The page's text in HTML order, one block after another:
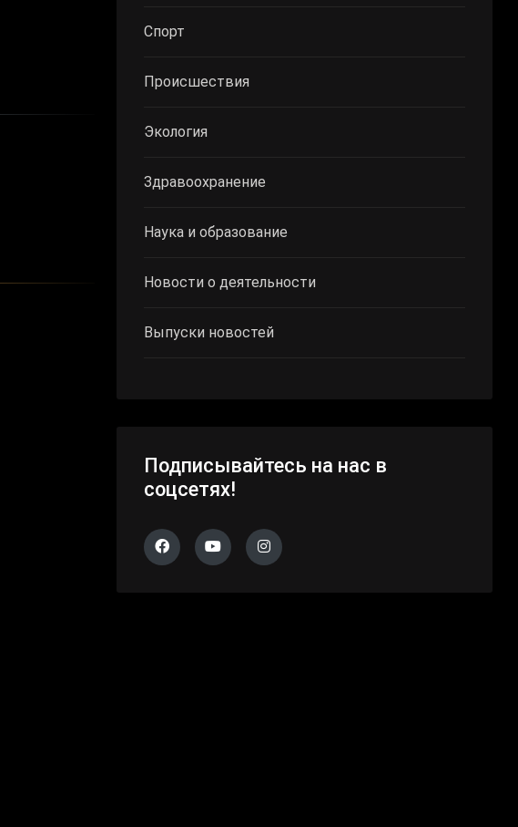
Спорт
Происшествия
Экология
Здравоохранение
Наука и образование
Новости о деятельности
Выпуски новостей
Подписывайтесь на нас в
соцсетях!